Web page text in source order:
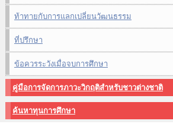
ท้าทายกับการแลกเปลี่ยนวัฒนธรรม
ที่ปรึกษา
ข้อควรระวังเมื่อจบการศึกษา
คู่มือการจัดการภาวะวิกฤติสำหรับชาวต่างชาติ
ค้นหาทุนการศึกษา